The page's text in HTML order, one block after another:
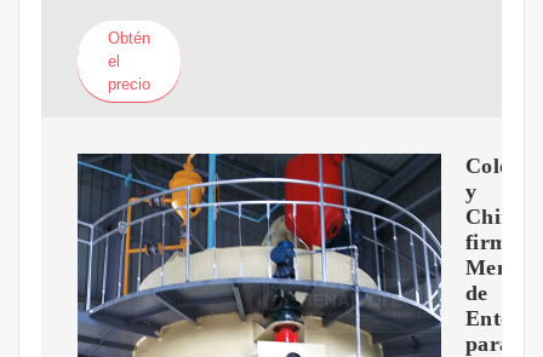
Obtén
el
precio
y
China
firman
de
para